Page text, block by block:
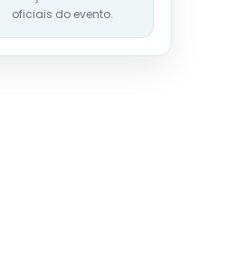
oficiais do evento.